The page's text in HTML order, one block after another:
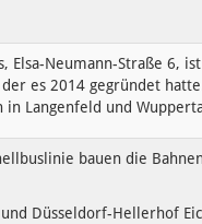
Elsa-Neumann-Straße 6,
es 2014 gegründet
Langenfeld und
bauen die
Düsseldorf-Hellerhof